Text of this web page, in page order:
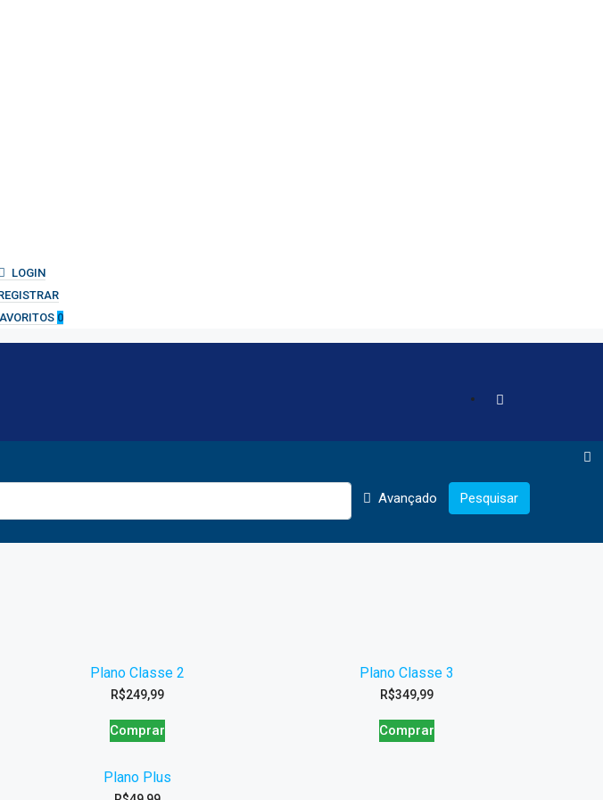
LOGIN
0
Avançado Pesquisar
Plano Classe 2
R$249,99
Comprar
Plano Classe 3
R$349,99
Comprar
Plano Plus